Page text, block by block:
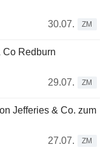
30.07.
ZM
Co Redburn
29.07.
ZM
Jefferies & Co. zum
27.07.
ZM